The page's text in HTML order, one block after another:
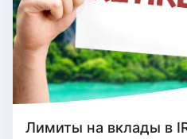
Лимиты на вклады в